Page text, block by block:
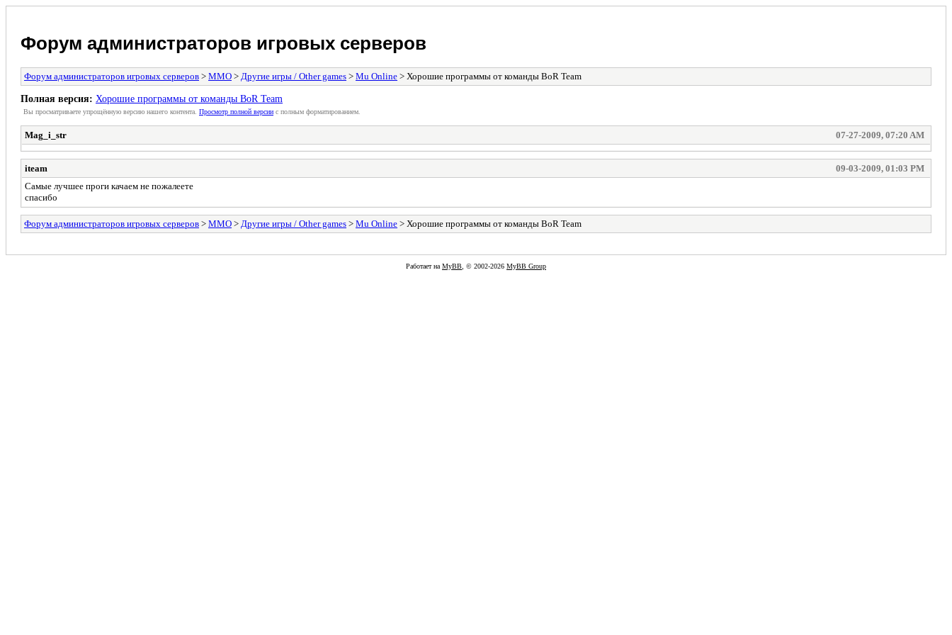
Форум администраторов игровых серверов
Форум администраторов игровых серверов > MMO > Другие игры / Other games > Mu Online > Хорошие программы от команды BoR Team
Полная версия: Хорошие программы от команды BoR Team
Вы просматриваете упрощённую версию нашего контента. Просмотр полной версии с полным форматированием.
Mag_i_str 07-27-2009, 07:20 AM
iteam
09-03-2009, 01:03 PM
Cамые лучшее проги качаем не пожалеете
спасибо
Форум администраторов игровых серверов > MMO > Другие игры / Other games > Mu Online > Хорошие программы от команды BoR Team
Работает на MyBB , © 2002-2026 MyBB Group